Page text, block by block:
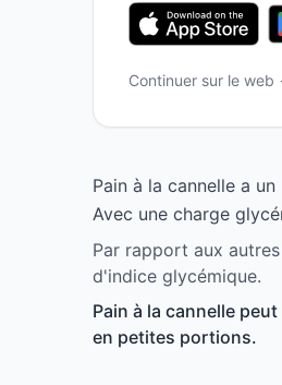
Continuer sur le web
Pain à la cannelle a
Avec une charge
Par rapport aux
d'indice glycémique.
Pain à la cannelle
en petites portions.